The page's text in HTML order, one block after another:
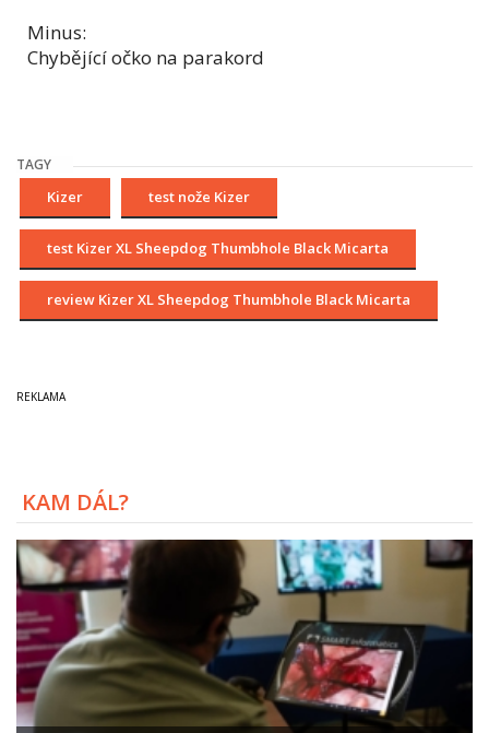
Minus:
Chybějící očko na parakord
TAGY
Kizer test nože Kizer
test Kizer XL Sheepdog Thumbhole Black Micarta
review Kizer XL Sheepdog Thumbhole Black Micarta
KAM DÁL?